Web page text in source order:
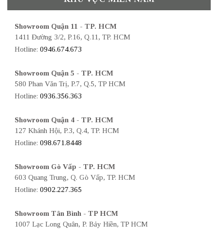
Showroom Quận 11 - TP. HCM
1411 Đường 3/2, P.16, Q.11, TP. HCM
Hotline: 0946.674.673
Showroom Quận 5 - TP. HCM
580 Phan Văn Trị, P.7, Q.5, TP HCM
Hotline: 0936.356.363
Showroom Quận 4 - TP. HCM
127 Khánh Hội, P.3, Q.4, TP. HCM
Hotline: 098.671.8448
Showroom Gò Vấp - TP. HCM
603 Quang Trung, Q. Gò Vấp, TP. HCM
Hotline: 0902.227.365
Showroom Tân Bình - TP HCM
1007 Lạc Long Quân, P. Bảy Hiền, TP HCM